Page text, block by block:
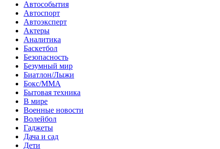
Автособытия
Автоспорт
Автоэксперт
Актеры
Аналитика
Баскетбол
Безопасность
Безумный мир
Биатлон/Лыжи
Бокс/MMA
Бытовая техника
В мире
Военные новости
Волейбол
Гаджеты
Дача и сад
Дети